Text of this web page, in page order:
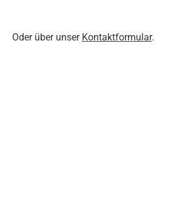
Oder über unser Kontaktformular.